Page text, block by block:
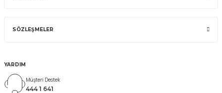
SÖZLEŞMELER
YARDIM
Müşteri Destek
444 1 641